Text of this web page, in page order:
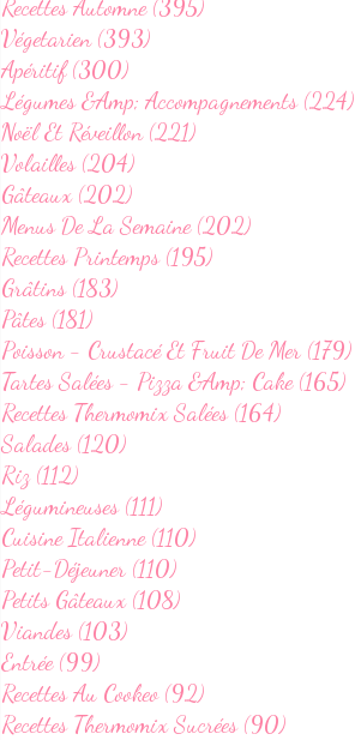
Recettes Automne (395)
Végetarien (393)
Apéritif (300)
Légumes &Amp; Accompagnements (224)
Noël Et Réveillon (221)
Volailles (204)
Gâteaux (202)
Menus De La Semaine (202)
Recettes Printemps (195)
Grâtins (183)
Pâtes (181)
Poisson - Crustacé Et Fruit De Mer (179)
Tartes Salées - Pizza &Amp; Cake (165)
Recettes Thermomix Salées (164)
Salades (120)
Riz (112)
Légumineuses (111)
Cuisine Italienne (110)
Petit-Déjeuner (110)
Petits Gâteaux (108)
Viandes (103)
Entrée (99)
Recettes Au Cookeo (92)
Recettes Thermomix Sucrées (90)